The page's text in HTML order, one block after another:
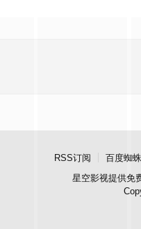
RSS订阅 百度蜘蛛
星空影视提供免